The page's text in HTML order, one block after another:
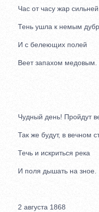
Час от часу жар сильней,
Тень ушла к немым
И с белеющих полей
Веет запахом медовым.
Чудный день! Пройдут
Так же будут, в вечном
Течь и искриться река
И поля дышать на зное.
2 августа 1868